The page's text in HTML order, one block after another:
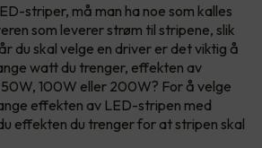
striper, må man ha noe som kalles
som leverer strøm til stripene, slik
du skal velge en driver er det viktig å
watt du trenger, effekten av
100W eller 200W? For å velge
effekten av LED-stripen med
effekten du trenger for at stripen skal